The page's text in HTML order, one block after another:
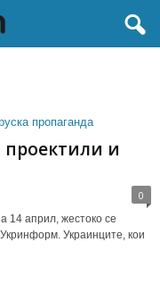
проектили и
0
14 април, жестоко се
Украинците, кои